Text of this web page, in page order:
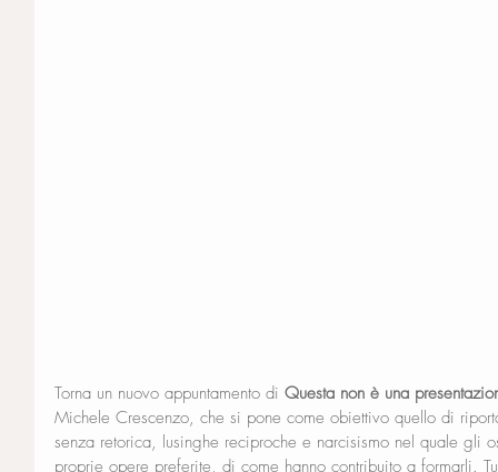
Torna un nuovo appuntamento di Questa non è una
Michele Crescenzo, che si pone come obiettivo quello di
senza retorica, lusinghe reciproche e narcisismo nel quale gli
proprie opere preferite, di come hanno contribuito a formarli.